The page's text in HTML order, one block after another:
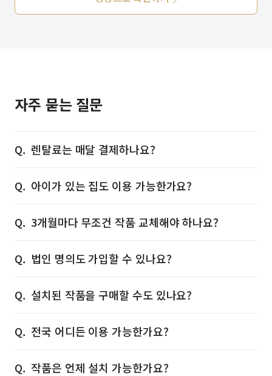
자주 묻는 질문
렌탈료는 매달 결제하나요?
아이가 있는 집도 이용 가능한가요?
3개월마다 무조건 작품 교체해야 하나요?
법인 명의도 가입할 수 있나요?
설치된 작품을 구매할 수도 있나요?
전국 어디든 이용 가능한가요?
작품은 언제 설치 가능한가요?